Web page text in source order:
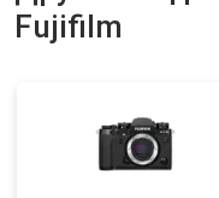
Fujifilm